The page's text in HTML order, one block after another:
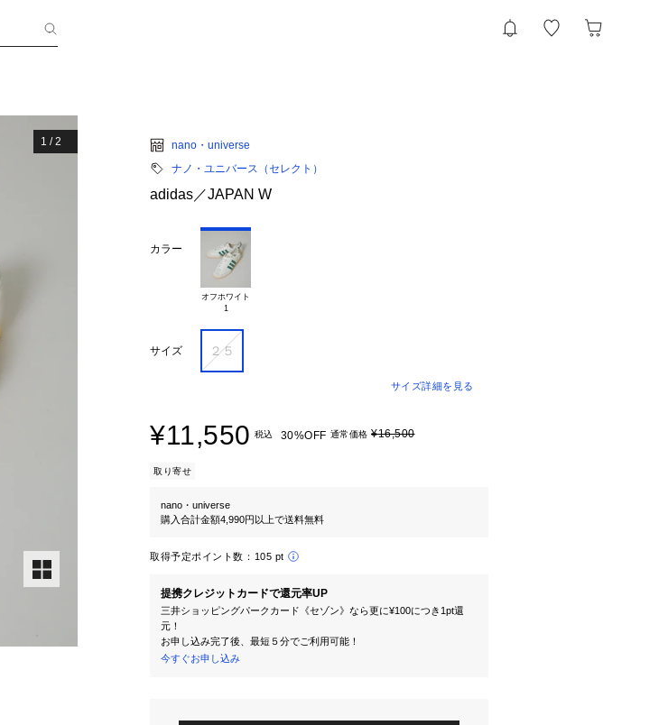
1 /2
nano・universe
ナノ・ユニバース（セレクト）
adidas／JAPAN W
カラー
オフホワイト
1
サイズ ２５
サイズ詳細を見る
¥11,550 税込 30%OFF 通常価格 ¥16,500
取り寄せ
nano・universe
購入合計金額4,990円以上で送料無料
取得予定ポイント数： 105 pt
提携クレジットカードで還元率UP
三井ショッピングパークカード《セゾン》なら更に¥100につき1pt還
元！
お申し込み完了後、最短５分でご利用可能！
今すぐお申し込み